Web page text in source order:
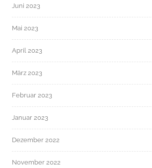
Juni 2023
Mai 2023
April 2023
März 2023
Februar 2023
Januar 2023
Dezember 2022
November 2022